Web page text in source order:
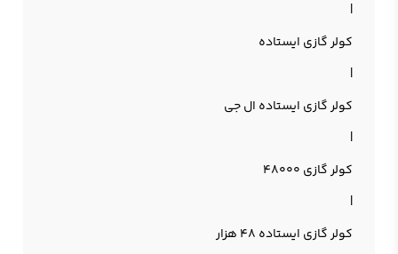
|
کولر گازی ایستاده
|
کولر گازی ایستاده ال جی
|
کولر گازی 48000
|
کولر گازی ایستاده 48 هزار